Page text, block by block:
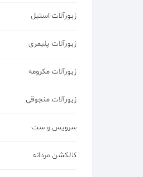
زیورآلات استیل
زیورآلات پلیمری
زیورآلات مکرومه
زیورآلات منجوقی
سرویس و ست
کالکشن مردانه